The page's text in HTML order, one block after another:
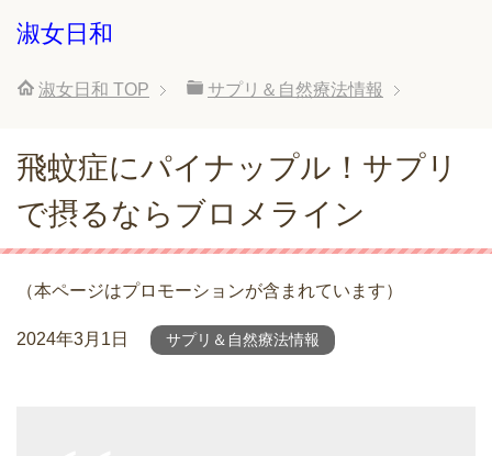
淑女日和
淑女日和 TOP サプリ＆自然療法情報
飛蚊症にパイナップル！サプリ
で摂るならブロメライン
（本ページはプロモーションが含まれています）
2024年3月1日 サプリ＆自然療法情報